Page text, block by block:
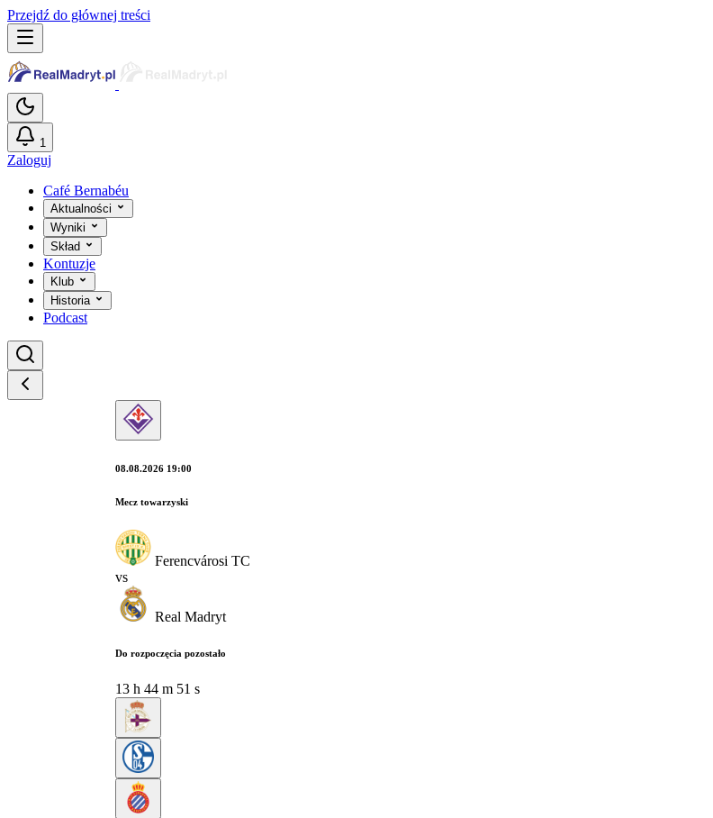
Przejdź do głównej treści
1
Zaloguj
Café Bernabéu
Aktualności
Wyniki
Skład
Kontuzje
Klub
Historia
Podcast
08.08.2026 19:00
Mecz towarzyski
Ferencvárosi TC
vs
Real Madryt
Do rozpoczęcia pozostało
13 h 44 m 50 s